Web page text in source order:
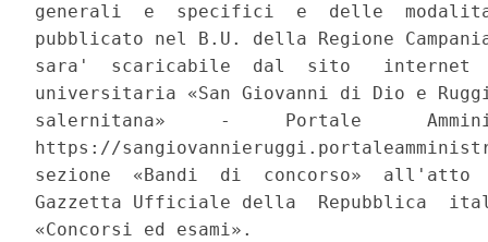
generali  e  specifici  e  delle
pubblicato nel B.U. della Regione
sara'  scaricabile  dal  sito   internet
universitaria «San Giovanni di Dio e
salernitana»     -     Portale
https://
sezione  «Bandi  di  concorso»  all'atto
Gazzetta Ufficiale della  Repubblica
«Concorsi ed esami».